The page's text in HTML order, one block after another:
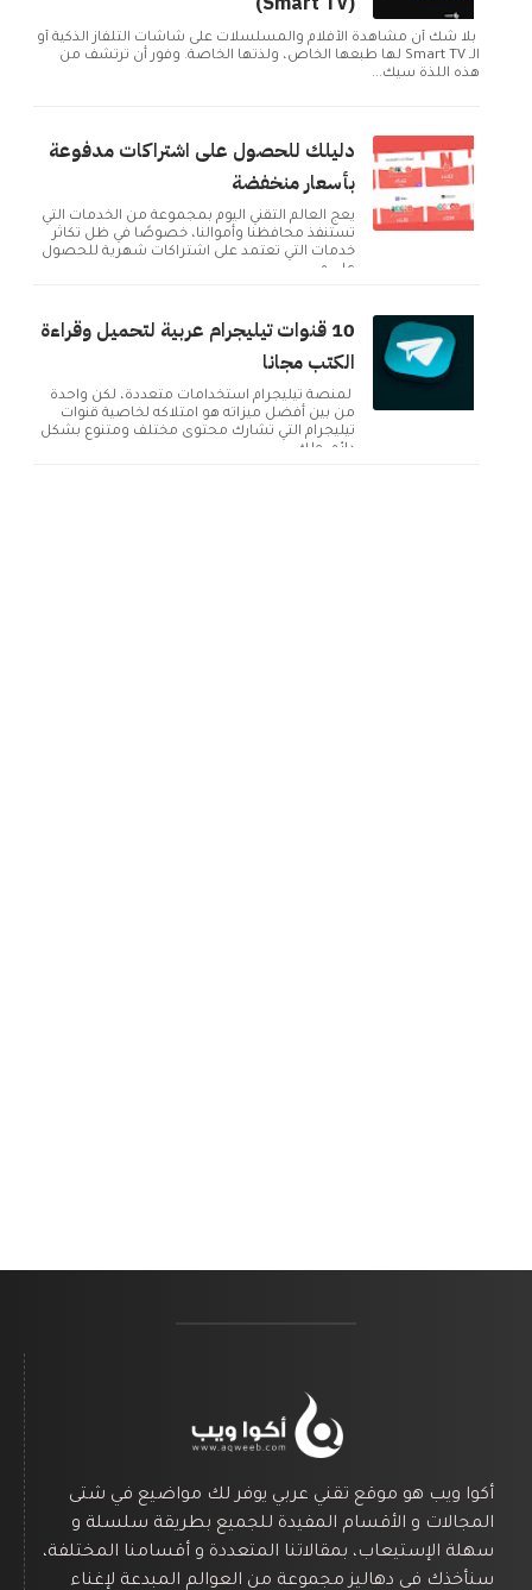
بلا شك أن مشاهدة الأفلام والمسلسلات على شاشات التلفاز الذكية أو
الـ Smart TV لها طبعها الخاص، ولذتها الخاصة. وفور أن ترتشف من
هذه اللذة سيك...
دليلك للحصول على اشتراكات مدفوعة
بأسعار منخفضة
يعج العالم التقني اليوم بمجموعة من الخدمات التي
تستنفذ محافظنا وأموالنا، خصوصًا في ظل تكاثر
خدمات التي تعتمد على اشتراكات شهرية للحصول
على م...
10 قنوات تيليجرام عربية لتحميل وقراءة
الكتب مجانا
لمنصة تيليجرام استخدامات متعددة، لكن واحدة
من بين أفضل ميزاته هو امتلاكه لخاصية قنوات
تيليجرام التي تشارك محتوى مختلف ومتنوع بشكل
دائم. ولك...
أكوا ويب هو موقع تقني عربي يوفر لك مواضيع في شتى
المجالات و الأقسام المفيدة للجميع بطريقة سلسلة و
سهلة الإستيعاب، بمقالاتنا المتعددة و أقسامنا المختلفة،
سنأخذك في دهاليز مجموعة من العوالم المبدعة لإغناء